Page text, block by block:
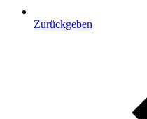
Zurückgeben